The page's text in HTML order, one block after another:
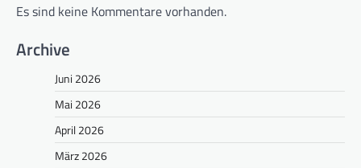
Es sind keine Kommentare vorhanden.
Archive
Juni 2026
Mai 2026
April 2026
März 2026